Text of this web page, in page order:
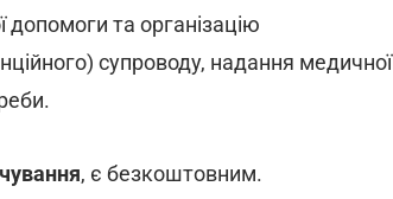
та організацію
супроводу, надання медичної
, є безкоштовним.